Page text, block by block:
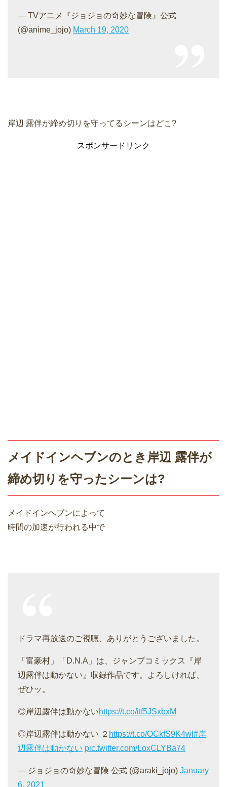
— TVアニメ『ジョジョの奇妙な冒険』公式
(@anime_jojo) March 19, 2020
岸辺 露伴が締め切りを守ってるシーンはどこ?
スポンサードリンク
メイドインヘブンのとき岸辺 露伴が
締め切りを守ったシーンは?
メイドインヘブンによって
時間の加速が行われる中で
ドラマ再放送のご視聴、ありがとうございました。
「富豪村」「D.N.A」は、ジャンプコミックス『岸
辺露伴は動かない』収録作品です。よろしければ、
ぜひッ。
◎岸辺露伴は動かないhttps://t.co/itf5JSxbxM
◎岸辺露伴は動かない ２ https://t.co/OCkfS9K4wl #岸
辺露伴は動かない pic.twitter.com/LoxCLYBa74
— ジョジョの奇妙な冒険 公式 (@araki_jojo) January
6, 2021